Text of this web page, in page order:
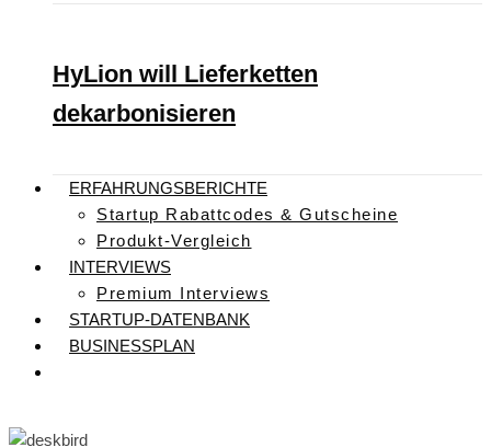
HyLion will Lieferketten
dekarbonisieren
ERFAHRUNGSBERICHTE
Startup Rabattcodes & Gutscheine
Produkt-Vergleich
INTERVIEWS
Premium Interviews
STARTUP-DATENBANK
BUSINESSPLAN